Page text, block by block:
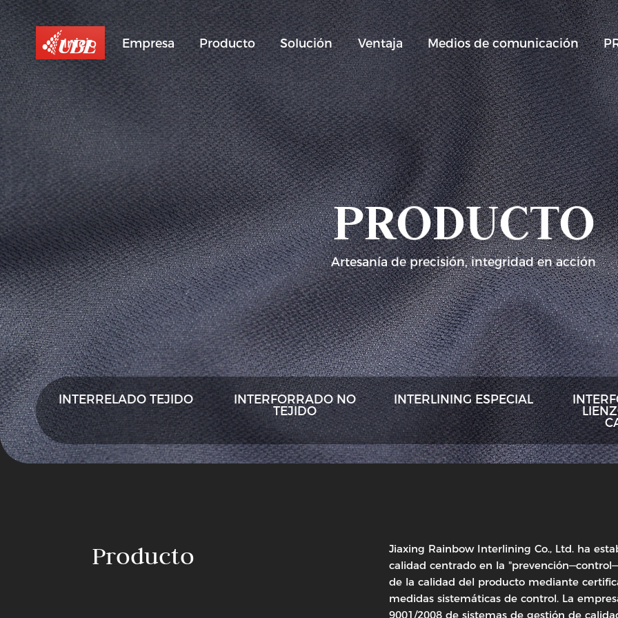
Inicio Empresa Producto Solución Ventaja Medios de comunicación
PRODUCTO
Artesanía de precisión, integridad en acción
INTERRELADO TEJIDO
INTERFORRADO NO
TEJIDO
INTERLINING ESPECIAL
Producto
Jiaxing Rainbow Interlining Co., Ltd. ha
calidad centrado en la
de la calidad del producto mediante
medidas sistemáticas de control. La
9001/2008 de sistemas de gestión de